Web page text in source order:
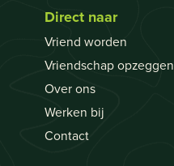
Direct naar
Vriend worden
Vriendschap opzeggen
Over ons
Werken bij
Contact